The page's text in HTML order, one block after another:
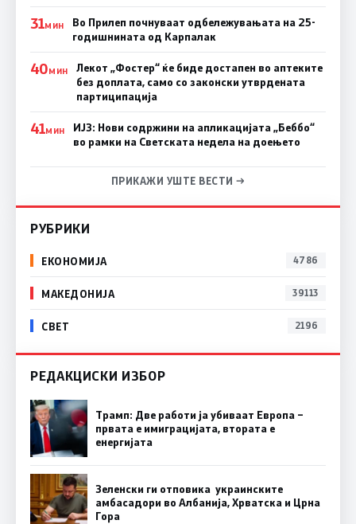
31МИН
Во Прилеп почнуваат одбележувањата на 25-
годишнината од Карпалак
40МИН
Лекот „Фостер“ ќе биде достапен во аптеките
без доплата, само со законски утврдената
партиципација
41МИН
ИЈЗ: Нови содржини на апликацијата „Беббо“
во рамки на Светската недела на доењето
ПРИКАЖИ УШТЕ ВЕСТИ →
РУБРИКИ
ЕКОНОМИЈА 4786
МАКЕДОНИЈА 39113
СВЕТ 2196
РЕДАКЦИСКИ ИЗБОР
Трамп: Две работи ја убиваат Европа –
првата е имиграцијата, втората е
енергијата
Зеленски ги отповика украинските
амбасадори во Албанија, Хрватска и Црна
Гора